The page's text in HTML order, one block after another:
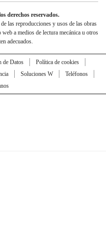
derechos reservados.
las reproducciones y usos de las obras
a medios de lectura mecánica u otros
adecuados.
de Datos
Política de cookies
Soluciones W
Teléfonos